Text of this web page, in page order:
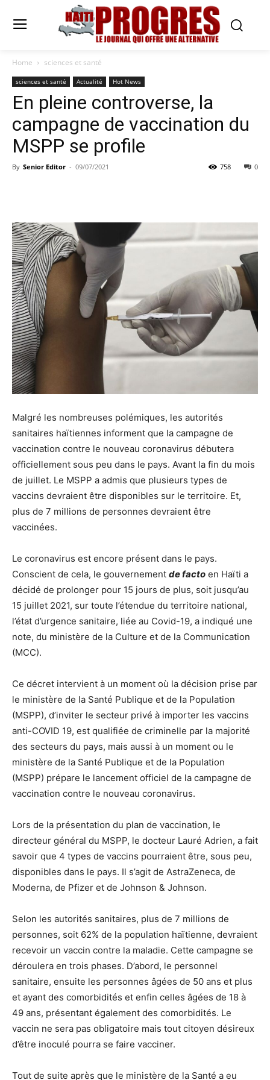
Home sciences et santé
sciences et santé Actualité Hot News
En pleine controverse, la
campagne de vaccination du
MSPP se profile
By Senior Editor - 09/07/2021 0
758
Malgré les nombreuses polémiques, les autorités
sanitaires haïtiennes informent que la campagne de
vaccination contre le nouveau coronavirus débutera
officiellement sous peu dans le pays. Avant la fin du mois
de juillet. Le MSPP a admis que plusieurs types de
vaccins devraient être disponibles sur le territoire. Et,
plus de 7 millions de personnes devraient être
vaccinées.
Le coronavirus est encore présent dans le pays.
Conscient de cela, le gouvernement de facto en Haïti a
décidé de prolonger pour 15 jours de plus, soit jusqu’au
15 juillet 2021, sur toute l’étendue du territoire national,
l’état d’urgence sanitaire, liée au Covid-19, a indiqué une
note, du ministère de la Culture et de la Communication
(MCC).
Ce décret intervient à un moment où la décision prise par
le ministère de la Santé Publique et de la Population
(MSPP), d’inviter le secteur privé à importer les vaccins
anti-COVID 19, est qualifiée de criminelle par la majorité
des secteurs du pays, mais aussi à un moment ou le
ministère de la Santé Publique et de la Population
(MSPP) prépare le lancement officiel de la campagne de
vaccination contre le nouveau coronavirus.
Lors de la présentation du plan de vaccination, le
directeur général du MSPP, le docteur Lauré Adrien, a fait
savoir que 4 types de vaccins pourraient être, sous peu,
disponibles dans le pays. Il s’agit de AstraZeneca, de
Moderna, de Pfizer et de Johnson & Johnson.
Selon les autorités sanitaires, plus de 7 millions de
personnes, soit 62% de la population haïtienne, devraient
recevoir un vaccin contre la maladie. Cette campagne se
déroulera en trois phases. D’abord, le personnel
sanitaire, ensuite les personnes âgées de 50 ans et plus
et ayant des comorbidités et enfin celles âgées de 18 à
49 ans, présentant également des comorbidités. Le
vaccin ne sera pas obligatoire mais tout citoyen désireux
d’être inoculé pourra se faire vacciner.
Tout de suite après que le ministère de la Santé a eu